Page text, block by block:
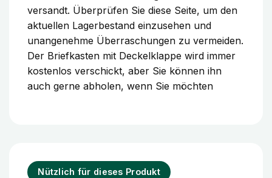
versandt. Überprüfen Sie diese Seite, um den
aktuellen Lagerbestand einzusehen und
unangenehme Überraschungen zu vermeiden.
Der Briefkasten mit Deckelklappe wird immer
kostenlos verschickt, aber Sie können ihn
auch gerne abholen, wenn Sie möchten
Nützlich für dieses Produkt